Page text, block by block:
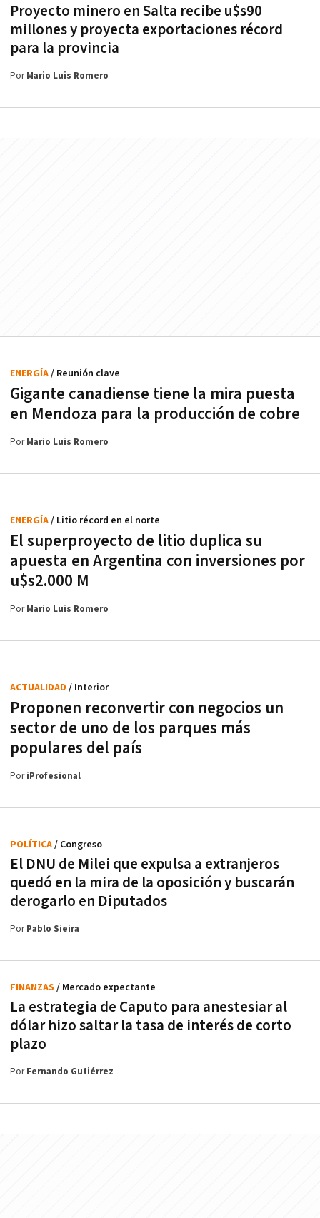
Proyecto minero en Salta recibe u$s90
millones y proyecta exportaciones récord
para la provincia
PorMario Luis Romero
Gigante canadiense tiene la mira puesta
en Mendoza para la producción de cobre
ENERGÍA/ Reunión clave
PorMario Luis Romero
El superproyecto de litio duplica su
apuesta en Argentina con inversiones por
u$s2.000 M
ENERGÍA/ Litio récord en el norte
PorMario Luis Romero
Proponen reconvertir con negocios un
sector de uno de los parques más
populares del país
ACTUALIDAD / Interior
PoriProfesional
El DNU de Milei que expulsa a extranjeros
quedó en la mira de la oposición y buscarán
derogarlo en Diputados
POLÍTICA/ Congreso
PorPablo Sieira
La estrategia de Caputo para anestesiar al
dólar hizo saltar la tasa de interés de corto
plazo
FINANZAS / Mercado expectante
PorFernando Gutiérrez